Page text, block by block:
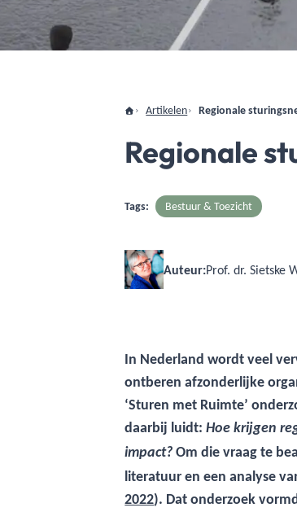
Artikelen Regionale
Regionale
Tags: Bestuur & Toezicht
Auteur:Prof. dr. Sietske
In Nederland wordt veel
ontberen afzonderlijke
‘Sturen met Ruimte’
daarbij luidt:Hoe krijgen
impact? Om die vraag te
literatuur en een analyse
2022). Dat onderzoek